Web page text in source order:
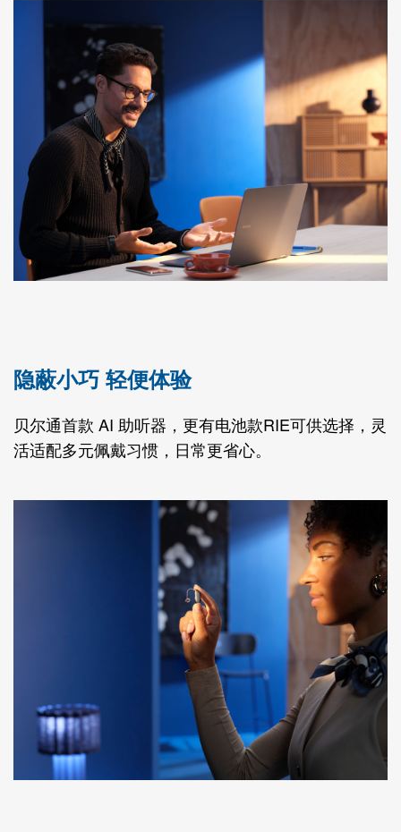
隐蔽小巧 轻便体验
贝尔通首款 AI 助听器，更有电池款RIE可供选择，灵
活适配多元佩戴习惯，日常更省心。